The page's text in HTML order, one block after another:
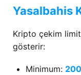
Yasalbahis
Kripto çekim
gösterir:
Minimum: